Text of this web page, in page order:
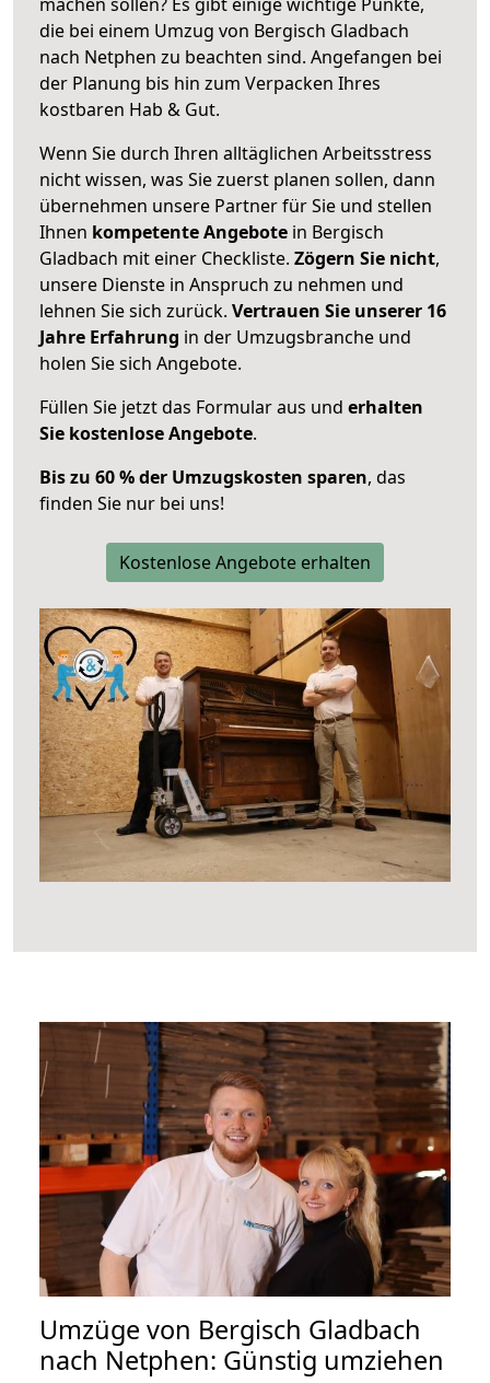
die bei einem Umzug von Bergisch Gladbach
nach Netphen zu beachten sind. Angefangen bei
der Planung bis hin zum Verpacken Ihres
kostbaren Hab & Gut.
Wenn Sie durch Ihren alltäglichen Arbeitsstress
nicht wissen, was Sie zuerst planen sollen, dann
übernehmen unsere Partner für Sie und stellen
Ihnen kompetente Angebote in Bergisch
Gladbach mit einer Checkliste. Zögern Sie nicht,
unsere Dienste in Anspruch zu nehmen und
lehnen Sie sich zurück. Vertrauen Sie unserer 16
Jahre Erfahrung in der Umzugsbranche und
holen Sie sich Angebote.
Füllen Sie jetzt das Formular aus und erhalten
Sie kostenlose Angebote.
Bis zu 60 % der Umzugskosten sparen, das
finden Sie nur bei uns!
Kostenlose Angebote erhalten
Umzüge von Bergisch Gladbach
nach Netphen: Günstig umziehen